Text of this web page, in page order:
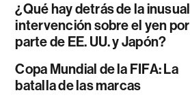
¿Qué hay detrás de la inusual
intervención sobre el yen por
parte de EE. UU. y Japón?
Copa Mundial de la FIFA: La
batalla de las marcas